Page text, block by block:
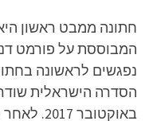
חתונה ממבט ראשון
המבוססת על פורמט
נפגשים לראשונה